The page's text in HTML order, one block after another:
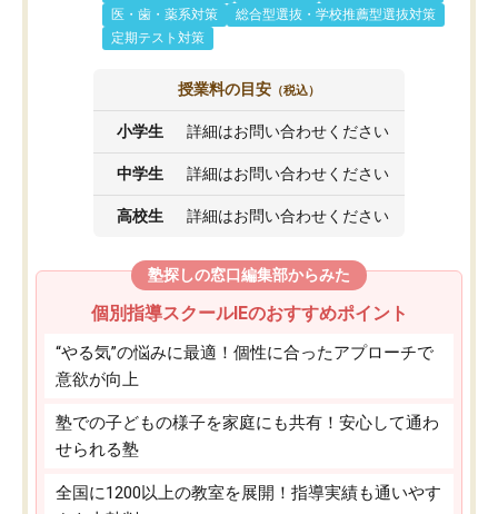
医・歯・薬系対策
総合型選抜・学校推薦型選抜対策
定期テスト対策
授業料の目安 （税込）
小学生 詳細はお問い合わせください
中学生 詳細はお問い合わせください
高校生 詳細はお問い合わせください
塾探しの窓口編集部からみた
個別指導スクールIEのおすすめポイント
“やる気”の悩みに最適！個性に合ったアプローチで
意欲が向上
塾での子どもの様子を家庭にも共有！安心して通わ
せられる塾
全国に1200以上の教室を展開！指導実績も通いやす